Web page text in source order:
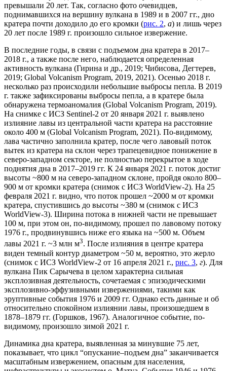
превышали 20 лет. Так, согласно фото очевидцев,
поднимавшихся на вершину вулкана в 1989 и в 2007 гг., дно
кратера почти доходило до его кромки (рис. 2, а) и лишь через
20 лет после 1989 г. произошло сильное извержение.
В последние годы, в связи с подъемом дна кратера в 2017–
2018 г., а также после него, наблюдается определенная
активность вулкана (Гирина и др., 2019; Чибисова, Дегтерев,
2019; Global Volcanism Program, 2019, 2021). Осенью 2018 г.
несколько раз происходили небольшие выбросы пепла. В 2019
г. также зафиксированы выбросы пепла, а в кратере была
обнаружена термоаномалия (Global Volcanism Program, 2019).
На снимке с ИСЗ Sentinel-2 от 20 января 2021 г. выявлено
излияние лавы из центральной части кратера на расстояние
около 400 м (Global Volcanism Program, 2021). По-видимому,
лава частично заполнила кратер, после чего лавовый поток
вытек из кратера на склон через трапецевидное понижение в
северо-западном секторе, не полностью перекрытое в ходе
поднятия дна в 2017–2019 гг. К 24 января 2021 г. поток достиг
высоты ~800 м на северо-западном склоне, пройдя около 800–
900 м от кромки кратера (снимок c ИСЗ WorldView-2). На 25
февраля 2021 г. видно, что поток прошел ~2000 м от кромки
кратера, спустившись до высоты ~380 м (снимок c ИСЗ
WorldView-3). Ширина потока в нижней части не превышает
100 м, при этом он, по-видимому, прошел по лавовому потоку
1976 г., продвинувшись ниже его языка на ~500 м. Объем
лавы 2021 г. ~3 млн м3. После излияния в центре кратера
виден темный контур диаметром ~50 м, вероятно, это жерло
(снимок c ИСЗ WorldView-2 от 16 апреля 2021 г., рис. 3, г). Для
вулкана Пик Сарычева в целом характерна сильная
эксплозивная деятельность, сочетаемая с эпизодическими
эксплозивно-эффузивными извержениями, такими как
эруптивные события 1976 и 2009 гг. Однако есть данные и об
относительно спокойном излиянии лавы, произошедшем в
1878–1879 гг. (Горшков, 1967). Аналогичное событие, по-
видимому, произошло зимой 2021 г.
Динамика дна кратера, выявленная за минувшие 75 лет,
показывает, что цикл “опускание–подъем дна” заканчивается
масштабным извержением, опасным для населения,